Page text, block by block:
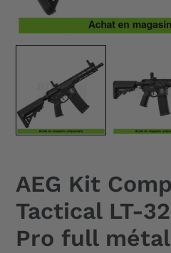
AEG Kit
Tactical LT-
Pro full métal